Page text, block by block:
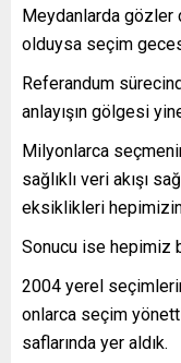
Meydanlarda gözler
olduysa seçim
Referandum
anlayışın gölgesi
Milyonlarca
sağlıklı veri akışı
eksiklikleri hepimizin
Sonucu ise hepimiz
2004 yerel
onlarca seçim
saflarında yer aldık.